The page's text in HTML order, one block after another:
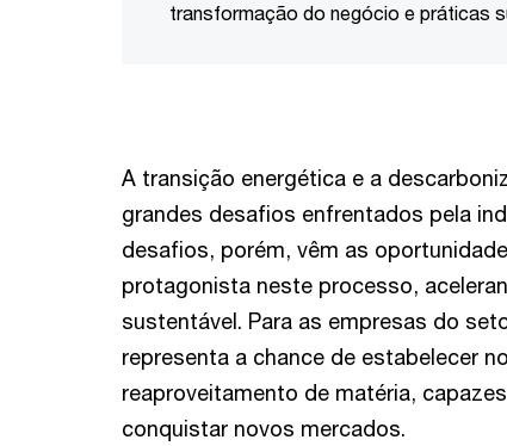
transformação do negócio e práticas
A transição energética e a
grandes desafios enfrentados pela
desafios, porém, vêm as
protagonista neste processo,
sustentável. Para as empresas do
representa a chance de estabelecer
reaproveitamento de matéria,
conquistar novos mercados.